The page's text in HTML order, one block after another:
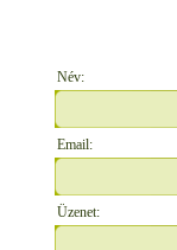
Név:
Email:
Üzenet: